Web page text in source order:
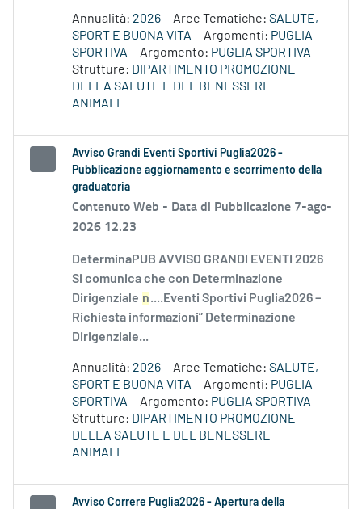
Annualità: 2026 Aree Tematiche: SALUTE,
SPORT E BUONA VITA
Argomenti: PUGLIA
SPORTIVA
Argomento: PUGLIA SPORTIVA
Strutture: DIPARTIMENTO PROMOZIONE
DELLA SALUTE E DEL BENESSERE
ANIMALE
Avviso Grandi Eventi Sportivi Puglia2026 -
Pubblicazione aggiornamento e scorrimento della
graduatoria
Contenuto Web - Data di Pubblicazione 7-ago-
2026 12.23
DeterminaPUB AVVISO GRANDI EVENTI 2026
Si comunica che con Determinazione
Dirigenziale n....Eventi Sportivi Puglia2026 –
Richiesta informazioni” Determinazione
Dirigenziale...
Annualità: 2026 Aree Tematiche: SALUTE,
SPORT E BUONA VITA
Argomenti: PUGLIA
SPORTIVA
Argomento: PUGLIA SPORTIVA
Strutture: DIPARTIMENTO PROMOZIONE
DELLA SALUTE E DEL BENESSERE
ANIMALE
Avviso Correre Puglia2026 - Apertura della